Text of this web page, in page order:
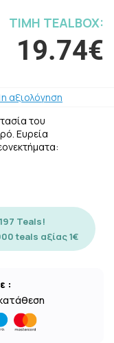
αξιολόγηση
του
Eυρεία
ΤΙΜH TEALBOX:
19.74€
Teals!
teals αξίας 1€
: